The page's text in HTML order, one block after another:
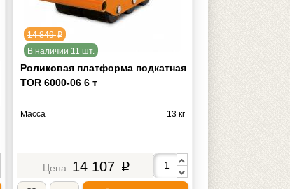
14 849p
В наличии 11 шт.
Роликовая платформа подкатная
TOR 6000-06 6 т
Масса 13 кг
14 107 p